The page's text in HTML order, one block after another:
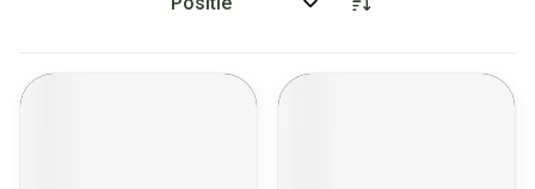
Sorteer op: